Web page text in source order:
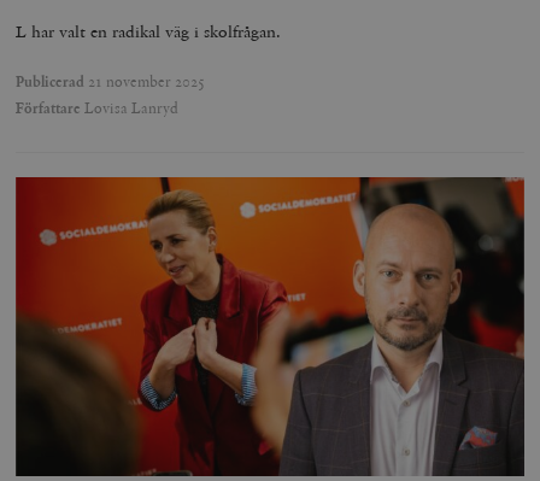
L har valt en radikal väg i skolfrågan.
Publicerad 21 november 2025
Författare Lovisa Lanryd